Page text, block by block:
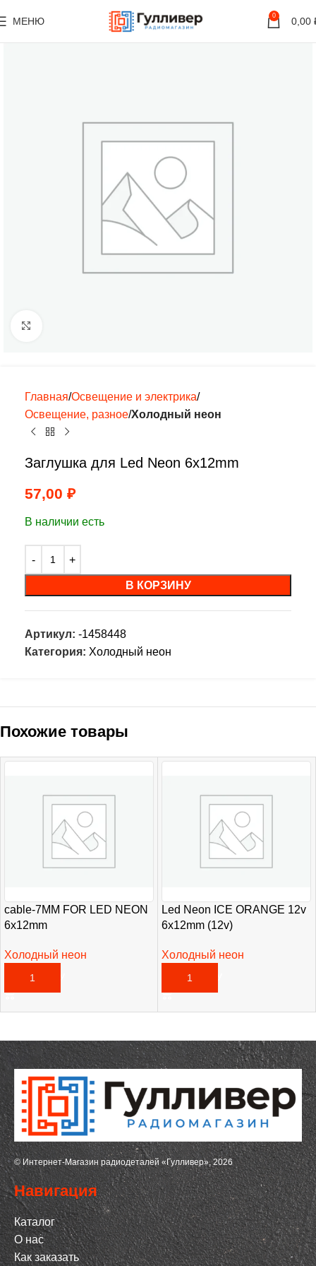
МЕНЮ 0 0,00
Главная Освещение и электрика
Освещение, разное Холодный неон
Заглушка для Led Neon 6х12mm
57,00 ₽
В наличии есть
В КОРЗИНУ
Артикул: -1458448
Категория: Холодный неон
Похожие товары
cable-7MM FOR LED NEON
6х12mm
Холодный неон
В КОРЗИНУ
Led Neon ICE ORANGE 12v
6х12mm (12v)
Холодный неон
В КОРЗИНУ
© Интернет-Магазин радиодеталей «Гулливер», 2026
Навигация
Каталог
О нас
Как заказать